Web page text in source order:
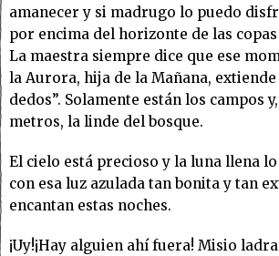
amanecer y si madrugo lo puedo
por encima del horizonte de las
La maestra siempre dice que ese
la Aurora, hija de la Mañana, extiende
dedos”. Solamente están los campos
metros, la linde del bosque.
El cielo está precioso y la luna llena
con esa luz azulada tan bonita y tan
encantan estas noches.
¡Uy!¡Hay alguien ahí fuera! Misio